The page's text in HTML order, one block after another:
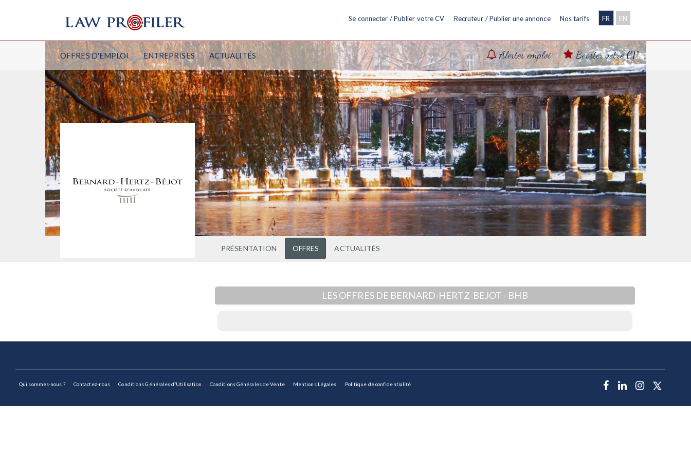
Se connecter / Publier votre CV Recruteur / Publier une annonce Nos tarifs FR EN
OFFRES D'EMPLOI ENTREPRISES ACTUALITÉS Booster votre CV
Alertes emploi
PRÉSENTATION OFFRES ACTUALITÉS
LES OFFRES DE BERNARD-HERTZ-BEJOT - BHB
Qui sommes-nous ? Contactez-nous Conditions Générales d’Utilisation Conditions Générales de Vente Mentions Légales Politique de confidentialité